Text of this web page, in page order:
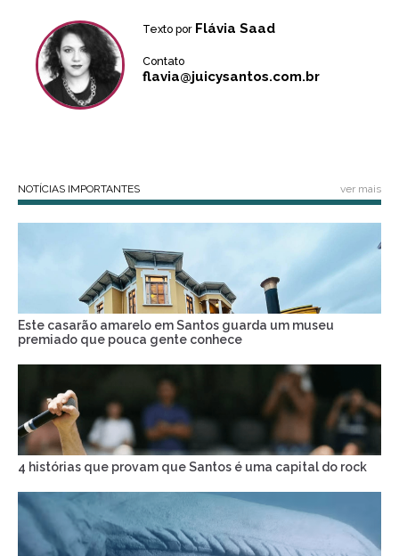
Texto por Flávia Saad
Contato
flavia@juicysantos.com.br
NOTÍCIAS IMPORTANTES ver mais
Este casarão amarelo em Santos guarda um museu
premiado que pouca gente conhece
4 histórias que provam que Santos é uma capital do rock